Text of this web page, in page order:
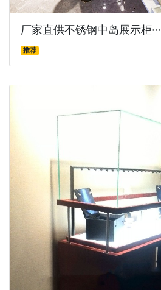
厂家直供不锈钢中岛展示柜···
推荐